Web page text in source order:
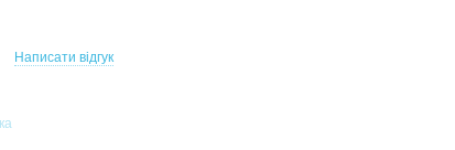
Написати відгук